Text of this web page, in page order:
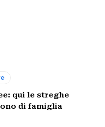
qui le streghe
di famiglia